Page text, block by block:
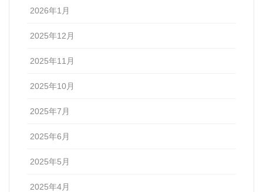
2026年1月
2025年12月
2025年11月
2025年10月
2025年7月
2025年6月
2025年5月
2025年4月